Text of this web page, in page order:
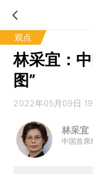
观点
林采宜：
图”
2022年05月09日
林采宜
中国首席